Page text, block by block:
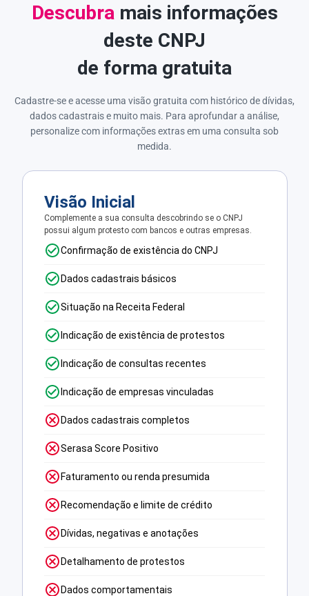
Descubra mais informações
deste CNPJ
de forma gratuita
Cadastre-se e acesse uma visão gratuita com histórico de dívidas,
dados cadastrais e muito mais. Para aprofundar a análise,
personalize com informações extras em uma consulta sob
medida.
Visão Inicial
Complemente a sua consulta descobrindo se o CNPJ
possui algum protesto com bancos e outras empresas.
Confirmação de existência do CNPJ
Dados cadastrais básicos
Situação na Receita Federal
Indicação de existência de protestos
Indicação de consultas recentes
Indicação de empresas vinculadas
Dados cadastrais completos
Serasa Score Positivo
Faturamento ou renda presumida
Recomendação e limite de crédito
Dívidas, negativas e anotações
Detalhamento de protestos
Dados comportamentais